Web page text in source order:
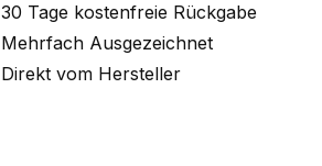
30 Tage kostenfreie Rückgabe
Mehrfach Ausgezeichnet
Direkt vom Hersteller